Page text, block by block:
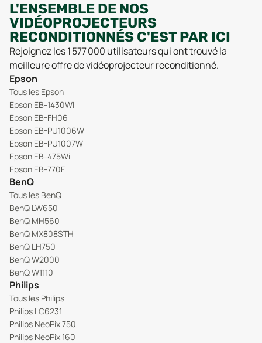
L'ENSEMBLE DE NOS
VIDÉOPROJECTEURS
RECONDITIONNÉS C'EST PAR ICI
Rejoignez les 1 577 000 utilisateurs qui ont trouvé la
meilleure offre de vidéoprojecteur reconditionné.
Epson
Tous les Epson
Epson EB-1430WI
Epson EB-FH06
Epson EB-PU1006W
Epson EB-PU1007W
Epson EB-475Wi
Epson EB-770F
BenQ
Tous les BenQ
BenQ LW650
BenQ MH560
BenQ MX808STH
BenQ LH750
BenQ W2000
BenQ W1110
Philips
Tous les Philips
Philips LC6231
Philips NeoPix 750
Philips NeoPix 160